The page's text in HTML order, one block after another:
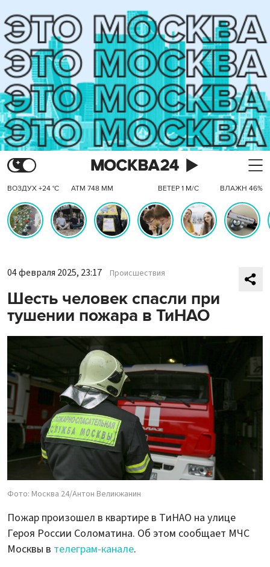
ВОЗДУХ +24 °C АТМ 748 ММ ВЕТЕР 1 М/С ВЛАЖН 46%
04 февраля 2025, 23:17 Происшествия
Шесть человек спасли при
тушении пожара в ТиНАО
Фото: Москва 24/Антон Великжанин
Пожар произошел в квартире в ТиНАО на улице
Героя России Соломатина. Об этом сообщает МЧС
Москвы в телеграм-канале.